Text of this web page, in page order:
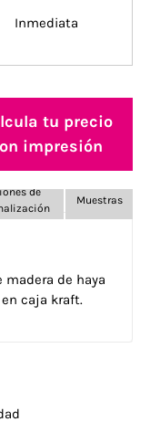
Inmediata
tu precio
impresión
de
Muestras
madera de haya
caja kraft.